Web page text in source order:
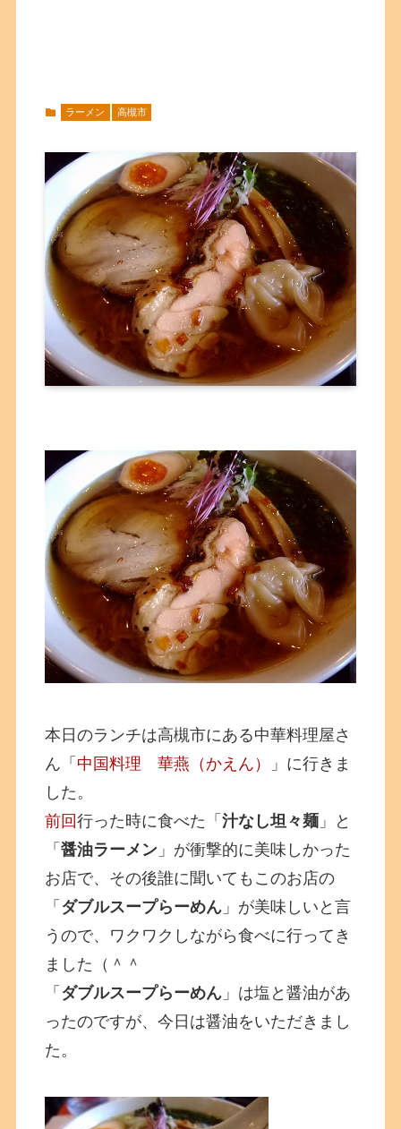
ラーメン 高槻市
本日のランチは高槻市にある中華料理屋さ
ん「 中国料理 華燕（かえん）
」に行きま
した。
前回行った時に食べた「汁なし坦々麺 」と
「醤油ラーメン 」が衝撃的に美味しかった
お店で、その後誰に聞いてもこのお店の
「 ダブルスープらーめん 」が美味しいと言
うので、ワクワクしながら食べに行ってき
ました（＾＾
「 ダブルスープらーめん 」は塩と醤油があ
ったのですが、今日は醤油をいただきまし
た。